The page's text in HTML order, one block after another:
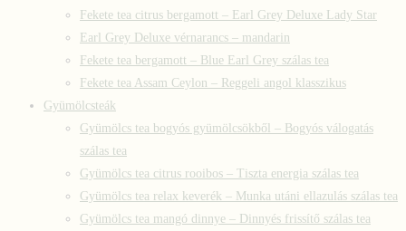
Fekete tea citrus bergamott – Earl Grey Deluxe Lady Star
Earl Grey Deluxe vérnarancs – mandarin
Fekete tea bergamott – Blue Earl Grey szálas tea
Fekete tea Assam Ceylon – Reggeli angol klasszikus
Gyümölcsteák
Gyümölcs tea bogyós gyümölcsökből – Bogyós válogatás
szálas tea
Gyümölcs tea citrus rooibos – Tiszta energia szálas tea
Gyümölcs tea relax keverék – Munka utáni ellazulás szálas tea
Gyümölcs tea mangó dinnye – Dinnyés frissítő szálas tea